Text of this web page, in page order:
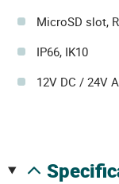
MicroSD slot,
IP66, IK10
12V DC / 24V